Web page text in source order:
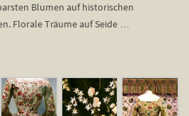
Blumen auf historischen
Florale Träume auf Seide …